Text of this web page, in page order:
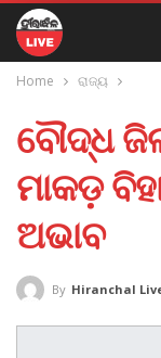
Home ରାଜ୍ୟ
ବୌଦ୍ଧ
ମାକଡ଼
ଅଭାବ
By Hiranchal